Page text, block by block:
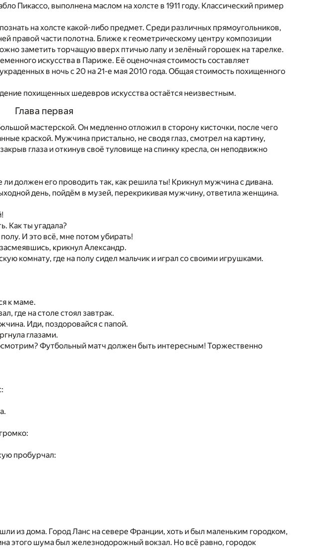
Пикассо, выполнена маслом на холсте в 1911 году. Классический пример
на холсте какой-либо предмет. Среди различных прямоугольников,
правой части полотна. Ближе к геометрическому центру композиции
заметить торчащую вверх птичью лапу и зелёный горошек на тарелке.
искусства в Париже. Её оценочная стоимость составляет
в ночь с 20 на 21-е мая 2010 года. Общая стоимость похищенного
похищенных шедевров искусства остаётся неизвестным.
Глава первая
мастерской. Он медленно отложил в сторону кисточки, после чего
краской. Мужчина пристально, не сводя глаз, смотрел на картину,
глаза и откинув своё туловище на спинку кресла, он неподвижно
должен его проводить так, как решила ты! Крикнул мужчина с дивана.
день, пойдём в музей, перекрикивая мужчину, ответила женщина.
Как ты угадала?
И это всё, мне потом убирать!
крикнул Александр.
комнату, где на полу сидел мальчик и играл со своими игрушками.
к маме.
где на столе стоял завтрак.
Иди, поздоровайся с папой.
глазами.
Футбольный матч должен быть интересным! Торжественно
пробурчал:
из дома. Город Ланс на севере Франции, хоть и был маленьким городком,
этого шума был железнодорожный вокзал. Но всё равно, городок